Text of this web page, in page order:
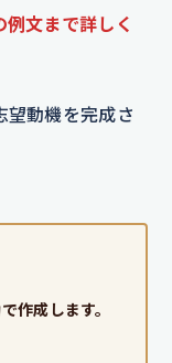
文まで詳しく
望動機を完成さ
作成します。